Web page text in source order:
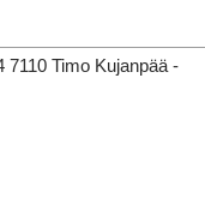
7110 Timo Kujanpää -